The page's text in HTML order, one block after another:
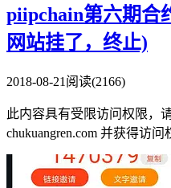
piipchain第六期合
网站挂了，终止)
2018-08-21 阅读(2166)
此内容具有受限访问权限，
chukuangren.com 并获得访问